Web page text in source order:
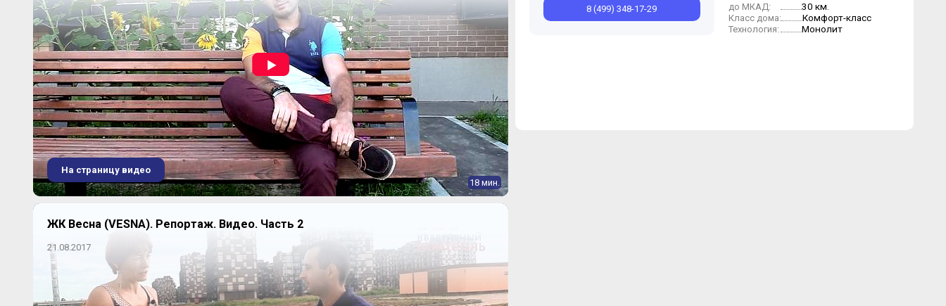
18 мин.
На страницу видео
ЖК Весна (VESNA). Репортаж. Видео. Часть 2
21.08.2017
8 (499) 348-17-29 до МКАД: 30 км.
Класс дома: Комфорт-класс
Технология: Монолит